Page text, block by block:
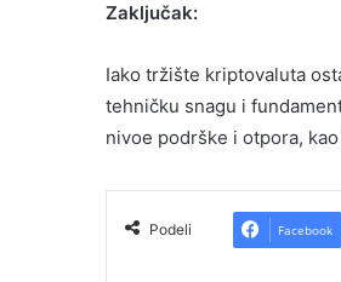
Zaključak:
Iako tržište kriptovaluta
tehničku snagu i
nivoe podrške i otpora,
Podeli Facebook